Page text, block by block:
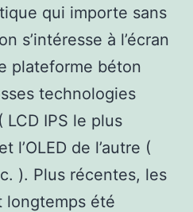
qui importe sans
s’intéresse à l’écran
plateforme béton
technologies
LCD IPS le plus
l’OLED de l’autre (
). Plus récentes, les
longtemps été